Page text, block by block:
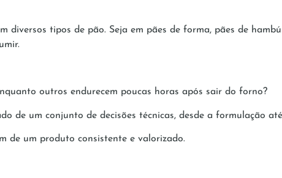
diversos tipos de pão. Seja em pães de forma, pães de
outros endurecem poucas horas após sair do forno?
de um conjunto de decisões técnicas, desde a formulação
de um produto consistente e valorizado.